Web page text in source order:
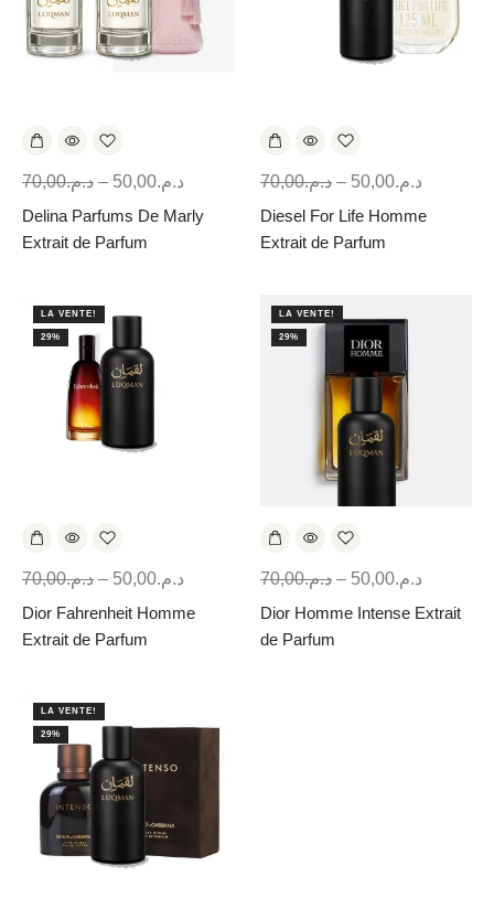
د.م.70,00 – د.م.50,00
Delina Parfums De Marly
Extrait de Parfum
د.م.70,00 – د.م.50,00
Diesel For Life Homme
Extrait de Parfum
LA VENTE!
29%
د.م.70,00 – د.م.50,00
Dior Fahrenheit Homme
Extrait de Parfum
LA VENTE!
29%
د.م.70,00 – د.م.50,00
Dior Homme Intense Extrait
de Parfum
LA VENTE!
29%